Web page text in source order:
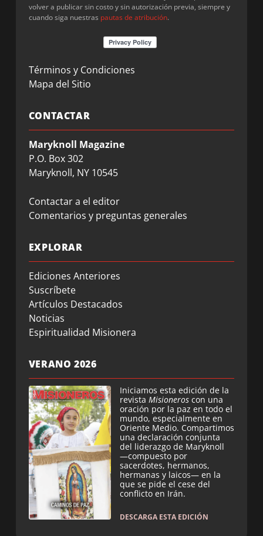
volver a publicar sin costo y sin autorización previa, siempre y
cuando siga nuestras pautas de atribución.
Términos y Condiciones
Mapa del Sitio
CONTACTAR
Maryknoll Magazine
P.O. Box 302
Maryknoll, NY 10545
Contactar a el editor
Comentarios y preguntas generales
EXPLORAR
Ediciones Anteriores
Suscríbete
Artículos Destacados
Noticias
Espiritualidad Misionera
VERANO 2026
Iniciamos esta edición de la
revista Misioneros con una
oración por la paz en todo el
mundo, especialmente en
Oriente Medio. Compartimos
una declaración conjunta
del liderazgo de Maryknoll
—compuesto por
sacerdotes, hermanos,
hermanas y laicos— en la
que se pide el cese del
conflicto en Irán.
DESCARGA ESTA EDICIÓN